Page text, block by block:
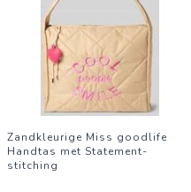
Zandkleurige Miss goodlife
Handtas met Statement-
stitching